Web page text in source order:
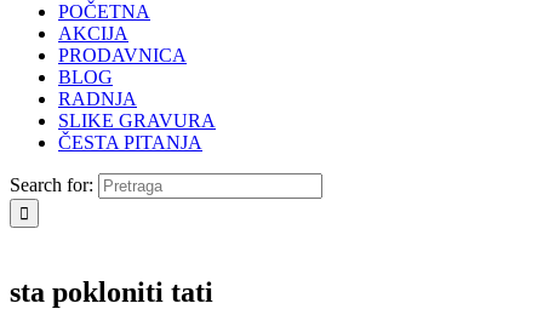
POČETNA
AKCIJA
PRODAVNICA
BLOG
RADNJA
SLIKE GRAVURA
ČESTA PITANJA
Search for:
sta pokloniti tati